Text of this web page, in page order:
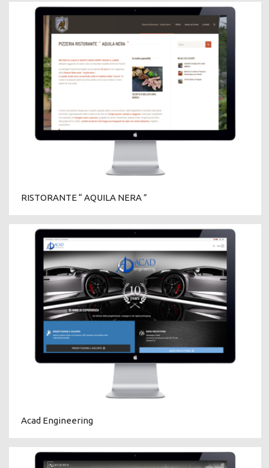
RISTORANTE “ AQUILA NERA ”
Acad Engineering